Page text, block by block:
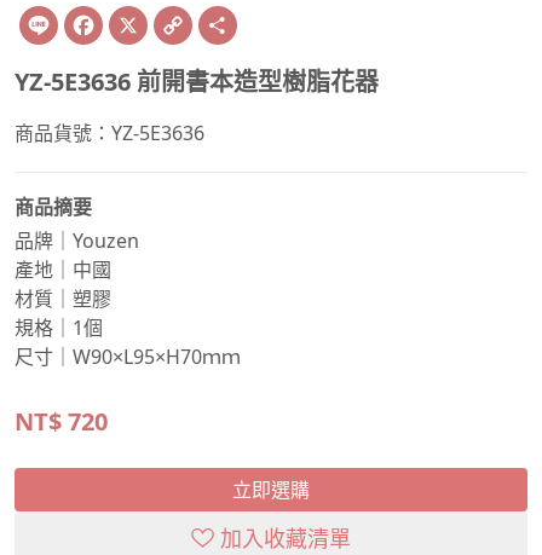
Line Facebook
X Copy
Link
YZ-5E3636 前開書本造型樹脂花器
商品貨號：YZ-5E3636
商品摘要
品牌｜Youzen
產地｜中國
材質｜塑膠
規格｜1個
尺寸｜W90×L95×H70ｍｍ
NT$720
立即選購
加入收藏清單